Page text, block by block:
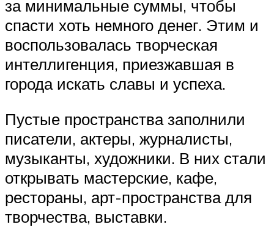
за минимальные суммы, чтобы
спасти хоть немного денег. Этим и
воспользовалась творческая
интеллигенция, приезжавшая в
города искать славы и успеха.
Пустые пространства заполнили
писатели, актеры, журналисты,
музыканты, художники. В них стали
открывать мастерские, кафе,
рестораны, арт-пространства для
творчества, выставки.